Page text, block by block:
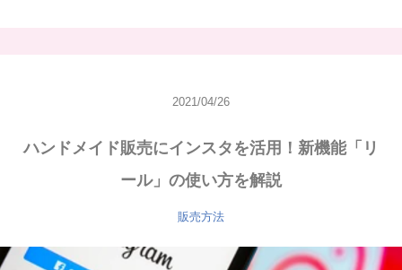
2021/04/26
ハンドメイド販売にインスタを活用！新機能「リ
ール」の使い方を解説
販売方法